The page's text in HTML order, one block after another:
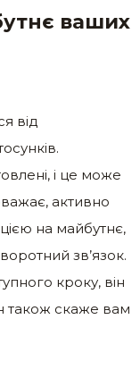
ваших
від
і це може
активно
на майбутнє,
зв’язок.
кроку, він
також скаже вам